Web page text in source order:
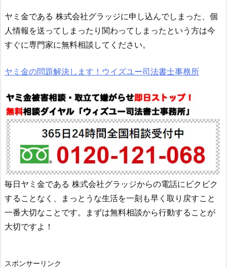
ヤミ金である 株式会社グラッジに申し込んでしまった、個
人情報を送ってしまったり関わってしまったという方は今
すぐに専門家に無料相談してください。
ヤミ金の問題解決します！ウイズユー司法書士事務所
毎日ヤミ金である 株式会社グラッジからの電話にビクビク
することなく、まっとうな生活を一刻も早く取り戻すこと
一番大切なことです。まずは無料相談から行動することが
大切ですよ！
スポンサーリンク